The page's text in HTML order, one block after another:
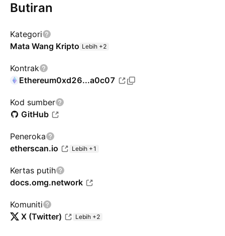
Butiran
Kategori
Mata Wang Kripto Lebih +2
Kontrak
Ethereum0xd26...a0c07
Kod sumber
GitHub
Peneroka
etherscan.io
Lebih +1
Kertas putih
docs.omg.network
Komuniti
X (Twitter)
Lebih +2